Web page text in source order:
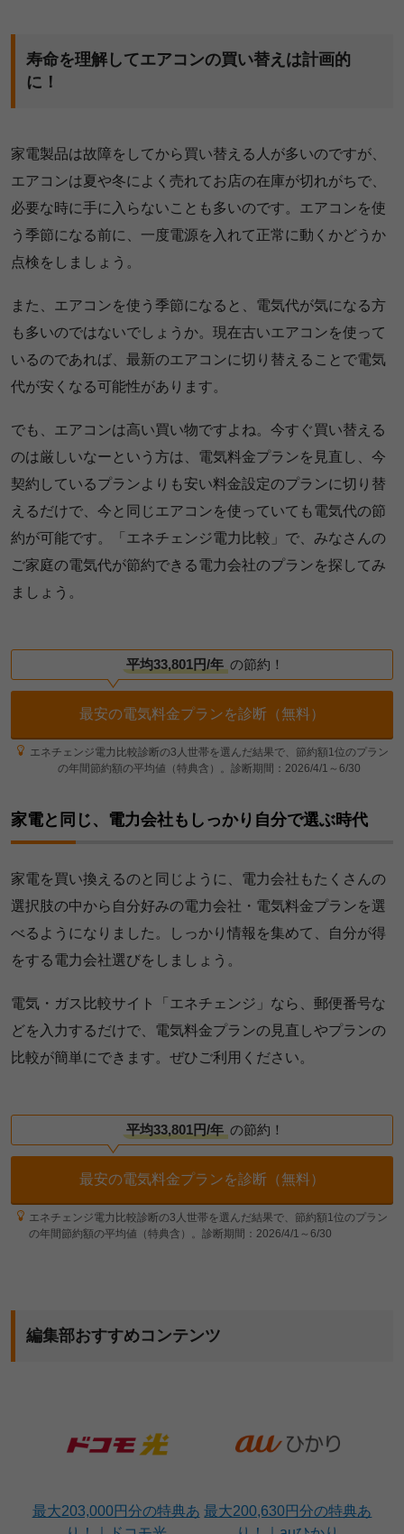
寿命を理解してエアコンの買い替えは計画的
に！
家電製品は故障をしてから買い替える人が多いのですが、
エアコンは夏や冬によく売れてお店の在庫が切れがちで、
必要な時に手に入らないことも多いのです。エアコンを使
う季節になる前に、一度電源を入れて正常に動くかどうか
点検をしましょう。
また、エアコンを使う季節になると、電気代が気になる方
も多いのではないでしょうか。現在古いエアコンを使って
いるのであれば、最新のエアコンに切り替えることで電気
代が安くなる可能性があります。
でも、エアコンは高い買い物ですよね。今すぐ買い替える
のは厳しいなーという方は、電気料金プランを見直し、今
契約しているプランよりも安い料金設定のプランに切り替
えるだけで、今と同じエアコンを使っていても電気代の節
約が可能です。「エネチェンジ電力比較」で、みなさんの
ご家庭の電気代が節約できる電力会社のプランを探してみ
ましょう。
平均33,801円/年 の節約！
最安の電気料金プランを診断（無料）
エネチェンジ電力比較診断の3人世帯を選んだ結果で、節約額1位のプラン
の年間節約額の平均値（特典含）。診断期間：2026/4/1～6/30
家電と同じ、電力会社もしっかり自分で選ぶ時代
家電を買い換えるのと同じように、電力会社もたくさんの
選択肢の中から自分好みの電力会社・電気料金プランを選
べるようになりました。しっかり情報を集めて、自分が得
をする電力会社選びをしましょう。
電気・ガス比較サイト「エネチェンジ」なら、郵便番号な
どを入力するだけで、電気料金プランの見直しやプランの
比較が簡単にできます。ぜひご利用ください。
平均33,801円/年 の節約！
最安の電気料金プランを診断（無料）
エネチェンジ電力比較診断の3人世帯を選んだ結果で、節約額1位のプラン
の年間節約額の平均値（特典含）。診断期間：2026/4/1～6/30
編集部おすすめコンテンツ
最大203,000円分の特典あ 最大200,630円分の特典あ